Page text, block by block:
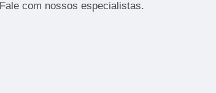
com nossos especialistas.